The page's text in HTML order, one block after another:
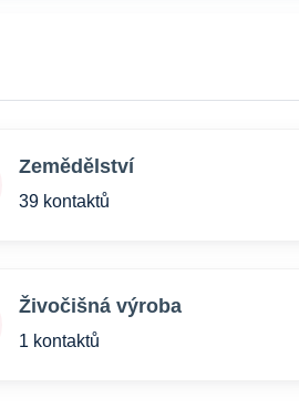
Zemědělství
39 kontaktů
Živočišná výroba
1 kontaktů